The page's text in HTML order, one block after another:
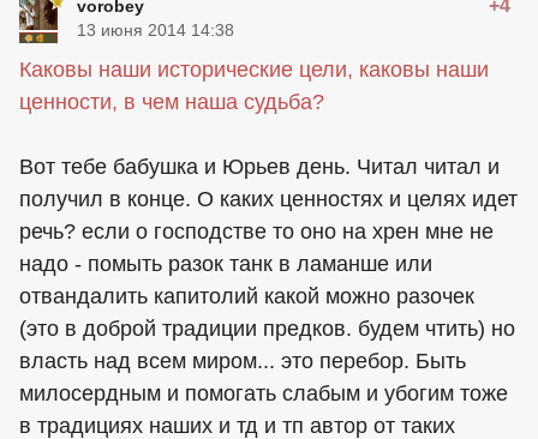
vorobey +4
13 июня 2014 14:38
Каковы наши исторические цели, каковы наши
ценности, в чем наша судьба?
Вот тебе бабушка и Юрьев день. Читал читал и
получил в конце. О каких ценностях и целях идет
речь? если о господстве то оно на хрен мне не
надо - помыть разок танк в ламанше или
отвандалить капитолий какой можно разочек
(это в доброй традиции предков. будем чтить) но
власть над всем миром... это перебор. Быть
милосердным и помогать слабым и убогим тоже
в традициях наших и тд и тп автор от таких